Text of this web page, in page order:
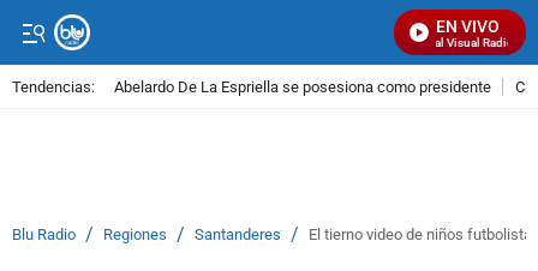
EN VIVO
Señal Visual Radio
Tendencias: Abelardo De La Espriella se posesiona como presidente
Blu Radio / Regiones / Santanderes / El tierno video de niños